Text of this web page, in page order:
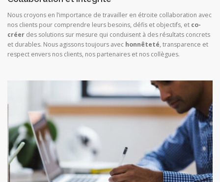
Nous croyons en l’importance de travailler en étroite collaboration avec
nos clients pour comprendre leurs besoins, défis et objectifs, et co-
créer des solutions sur mesure qui conduisent à des résultats concrets
et durables. Nous agissons toujours avec honnêteté, transparence et
respect envers nos clients, nos partenaires et nos collègues.